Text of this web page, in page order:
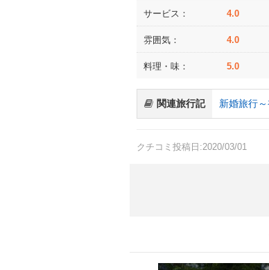
サービス： 4.0
雰囲気： 4.0
料理・味： 5.0
関連旅行記 新婚旅行
クチコミ投稿日:2020/03/01